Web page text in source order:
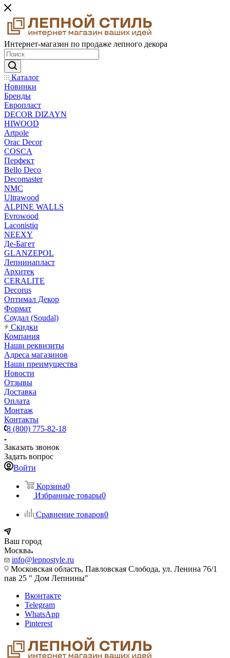
Интернет-магазин по продаже лепного декора
Каталог
Новинки
Бренды
Европласт
DECOR DIZAYN
HIWOOD
Artpole
Orac Decor
COSCA
Перфект
Bello Deco
Decomaster
NMС
Ultrawood
ALPINE WALLS
Evrowood
Laconistiq
NEEXY
Де-Багет
GLANZEPOL
Лепнинапласт
Архитек
CERALITE
Decorus
Оптимал Декор
Формат
Соудал (Soudal)
Скидки
Компания
Наши реквизиты
Адреса магазинов
Наши преимущества
Новости
Отзывы
Доставка
Оплата
Монтаж
Контакты
8 (800) 775-82-18
Заказать звонок
Задать вопрос
Войти
Корзина0
Избранные товары0
Сравнение товаров0
Ваш город
Москва
info@lepnostyle.ru
Московская область, Павловская Слобода, ул. Ленина 76/1
пав 25 " Дом Лепнины"
Вконтакте
Telegram
WhatsApp
Pinterest